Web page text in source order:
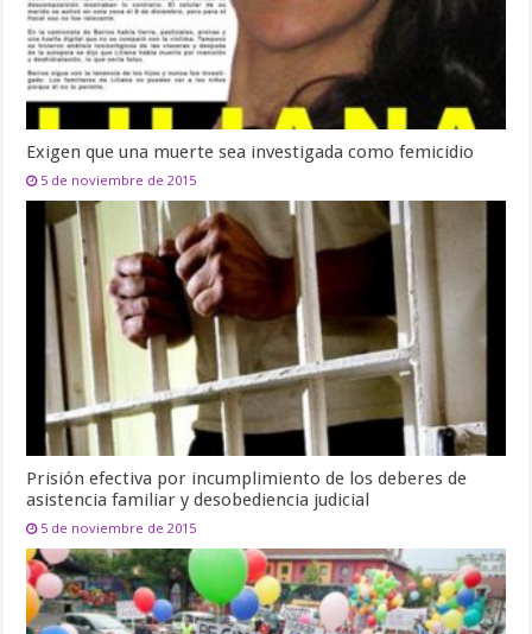
Exigen que una muerte sea investigada como femicidio
5 de noviembre de 2015
Prisión efectiva por incumplimiento de los deberes de
asistencia familiar y desobediencia judicial
5 de noviembre de 2015